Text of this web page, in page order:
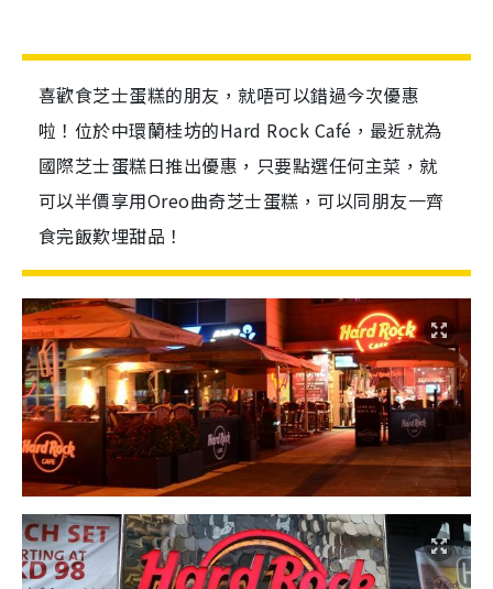
喜歡食芝士蛋糕的朋友，就唔可以錯過今次優惠
啦！位於中環蘭桂坊的Hard Rock Café，最近就為
國際芝士蛋糕日推出優惠，只要點選任何主菜，就
可以半價享用Oreo曲奇芝士蛋糕，可以同朋友一齊
食完飯歎埋甜品！